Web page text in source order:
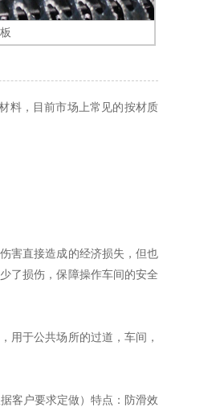
料，目前市场上常见的按材质
害直接造成的经济损失，但也
了损伤，保障操作车间的安全
用于公共场所的过道，车间，
客户要求定做）特点：防滑效